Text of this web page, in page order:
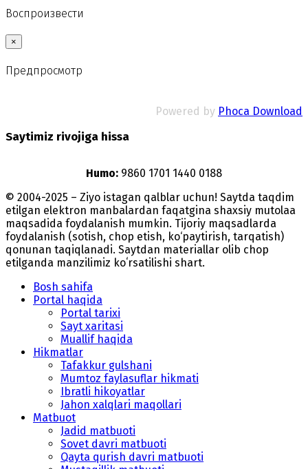
Воспроизвести
×
Предпросмотр
Powered by Phoca Download
Saytimiz rivojiga hissa
Humo: 9860 1701 1440 0188
© 2004-2025 – Ziyo istagan qalblar uchun! Saytda taqdim
etilgan elektron manbalardan faqatgina shaxsiy mutolaa
maqsadida foydalanish mumkin. Tijoriy maqsadlarda
foydalanish (sotish, chop etish, ko‘paytirish, tarqatish)
qonunan taqiqlanadi. Saytdan materiallar olib chop
etilganda manzilimiz koʻrsatilishi shart.
Bosh sahifa
Portal haqida
Portal tarixi
Sayt xaritasi
Muallif haqida
Hikmatlar
Tafakkur gulshani
Mumtoz faylasuflar hikmati
Ibratli hikoyatlar
Jahon xalqlari maqollari
Matbuot
Jadid matbuoti
Sovet davri matbuoti
Qayta qurish davri matbuoti